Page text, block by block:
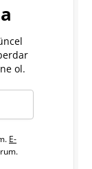
ol.
E-